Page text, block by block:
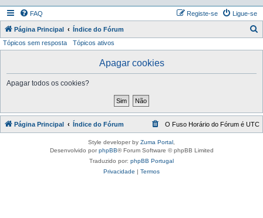
FAQ Ligue-se
Registe-se
Página Principal Índice do Fórum
s
a
Tópicos sem resposta Tópicos ativos
Apagar cookies
Apagar todos os cookies?
Página Principal Índice do Fórum O Fuso Horário do Fórum é UTC
Style developer by Zuma Portal
Desenvolvido porphpBB® Forum Software © phpBB Limited
Traduzido por: phpBB Portugal
Privacidade | Termos